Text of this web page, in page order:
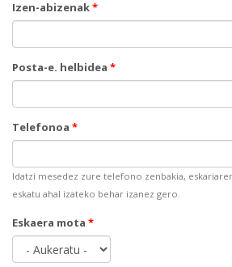
Izen-abizenak*
Posta-e. helbidea *
Telefonoa *
Idatzi mesedez zure telefono zenbakia,
eskatu ahal izateko behar izanez gero.
Eskaera mota *